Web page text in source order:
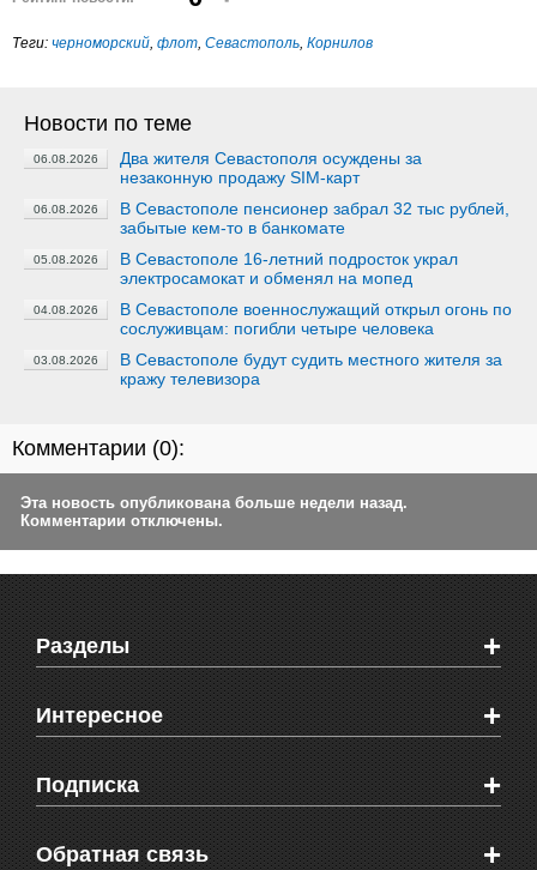
Теги: черноморский, флот, Севастополь, Корнилов
Новости по теме
06.08.2026
Два жителя Севастополя осуждены за
незаконную продажу SIM-карт
06.08.2026
В Севастополе пенсионер забрал 32 тыс рублей,
забытые кем-то в банкомате
05.08.2026
В Севастополе 16-летний подросток украл
электросамокат и обменял на мопед
04.08.2026
В Севастополе военнослужащий открыл огонь по
сослуживцам: погибли четыре человека
03.08.2026
В Севастополе будут судить местного жителя за
кражу телевизора
Комментарии (0):
Эта новость опубликована больше недели назад.
Комментарии отключены.
Разделы +
Новости Феодосии
Новости Крыма
Мировые новости
Объявления
Здоровье
СМС мнения читателей
Интересное +
Видео о Феодосии
Веб-камеры Феодосии
Блоги феодосийцев
Школы Феодосии
Подписка +
Печатная версия газеты "Кафа"
RSS
Обратная связь +